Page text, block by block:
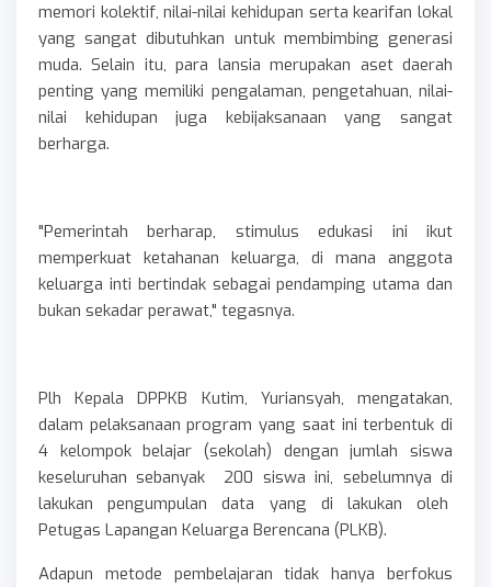
memori kolektif, nilai-nilai kehidupan serta kearifan lokal
yang sangat dibutuhkan untuk membimbing generasi
muda. Selain itu, para lansia merupakan aset daerah
penting yang memiliki pengalaman, pengetahuan, nilai-
nilai kehidupan juga kebijaksanaan yang sangat
berharga.
"Pemerintah berharap, stimulus edukasi ini ikut
memperkuat ketahanan keluarga, di mana anggota
keluarga inti bertindak sebagai pendamping utama dan
bukan sekadar perawat," tegasnya.
Plh Kepala DPPKB Kutim, Yuriansyah, mengatakan,
dalam pelaksanaan program yang saat ini terbentuk di
4 kelompok belajar (sekolah) dengan jumlah siswa
keseluruhan sebanyak 200 siswa ini, sebelumnya di
lakukan pengumpulan data yang di lakukan oleh
Petugas Lapangan Keluarga Berencana (PLKB).
Adapun metode pembelajaran tidak hanya berfokus